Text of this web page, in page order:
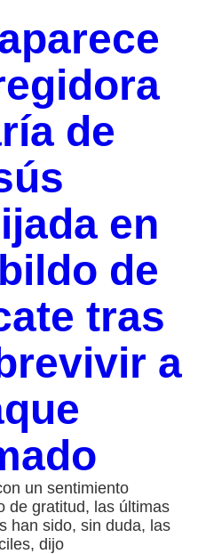
de
en
de
tras
a
un sentimiento
de gratitud, las últimas
han sido, sin duda, las
dijo